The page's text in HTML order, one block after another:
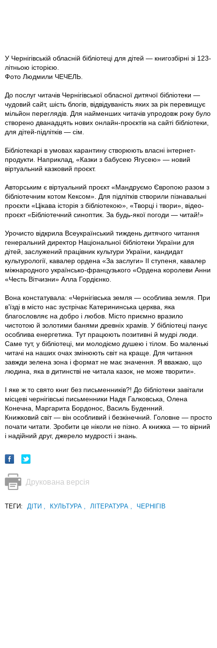
У Чернігівській обласній бібліотеці для дітей — книгозбірні зі 123-
літньою історією.
Фото Людмили ЧЕЧЕЛЬ.
До послуг читачів Чернігівської обласної дитячої бібліотеки —
чудовий сайт, шість блогів, відвідуваність яких за рік перевищує
мільйон переглядів. Для найменших читачів упродовж року було
створено дванадцять нових онлайн-проєктів на сайті бібліотеки,
для дітей-підлітків — сім.
Бібліотекарі в умовах карантину створюють власні інтернет-
продукти. Наприклад, «Казки з бабусею Ягусею» — новий
віртуальний казковий проєкт.
Авторським є віртуальний проєкт «Мандруємо Європою разом з
бібліотечним котом Кексом». Для підлітків створили пізнавальні
проєкти «Цікава історія з бібліотекою», «Творці і твори», відео­
проєкт «Бібліотечний синоптик. За будь-якої погоди — читай!»
Урочисто відкрила Всеукраїнський тиждень дитячого читання
генеральний директор Національної бібліотеки України для
дітей, заслужений працівник культури України, кандидат
культурології, кавалер ордена «За заслуги» ІІ ступеня, кавалер
міжнародного українсько-французького «Ордена королеви Анни
«Честь Вітчизни» Алла Гордієнко.
Вона констатувала: «Чернігівська земля — особлива земля. При
в’їзді в місто нас зустрічає Катерининська церква, яка
благословляє на добро і любов. Місто приємно вразило
чистотою й золотими банями древніх храмів. У бібліотеці панує
особлива енергетика. Тут працюють позитивні й мудрі люди.
Саме тут, у бібліотеці, ми молодіємо душею і тілом. Бо маленькі
читачі на наших очах змінюють світ на краще. Для читання
завжди зелена зона і формат не має значення. Я вважаю, що
людина, яка в дитинстві не читала казок, не може творити».
І яке ж то свято книг без письменників?! До бібліотеки завітали
місцеві чернігівські письменники Надя Галковська, Олена
Конечна, Маргарита Бордонос, Василь Буденний.
Книжковий світ — він особливий і безкінечний. Головне — просто
почати читати. Зробити це ніколи не пізно. А книжка — то вірний
і надійний друг, джерело мудрості і знань.
Друкована версія
ТЕГИ: ДІТИ , КУЛЬТУРА , ЛІТЕРАТУРА , ЧЕРНІГІВ